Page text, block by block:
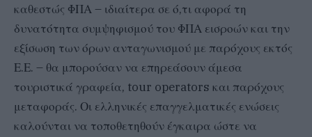
καθεστώς ΦΠΑ – ιδιαίτερα σε ό,τι αφορά τη
δυνατότητα συμψηφισμού του ΦΠΑ εισροών και την
εξίσωση των όρων ανταγωνισμού με παρόχους εκτός
Ε.Ε. – θα μπορούσαν να επηρεάσουν άμεσα
τουριστικά γραφεία, tour operators και παρόχους
μεταφοράς. Οι ελληνικές επαγγελματικές ενώσεις
καλούνται να τοποθετηθούν έγκαιρα ώστε να